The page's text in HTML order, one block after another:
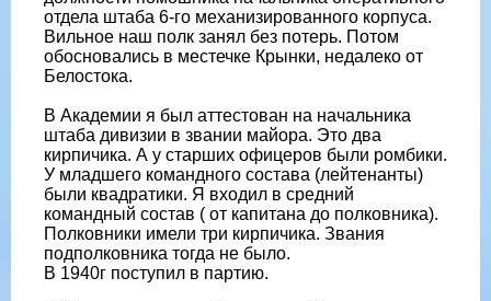
отдела штаба 6-го механизированного корпуса.
Вильное наш полк занял без потерь. Потом
обосновались в местечке Крынки, недалеко от
Белостока.
В Академии я был аттестован на начальника
штаба дивизии в звании майора. Это два
кирпичика. А у старших офицеров были ромбики.
У младшего командного состава (лейтенанты)
были квадратики. Я входил в средний
командный состав ( от капитана до полковника).
Полковники имели три кирпичика. Звания
подполковника тогда не было.
В 1940г поступил в партию.